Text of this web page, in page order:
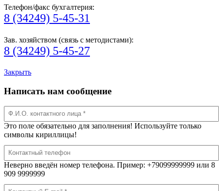
Телефон/факс бухгалтерия:
8 (34249) 5-45-31
Зав. хозяйством (связь с методистами):
8 (34249) 5-45-27
Закрыть
Написать нам сообщение
Это поле обязательно для заполнения! Используйте только
символы кириллицы!
Неверно введён номер телефона. Пример: +79099999999 или 8
909 9999999